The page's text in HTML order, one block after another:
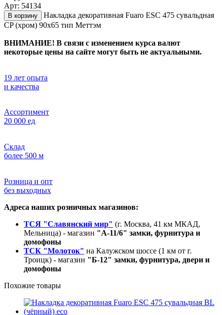
Арт: 54134
В корзину
Накладка декоративная Fuaro ESC 475 сувальдная
СP (хром) 90х65 тип Меттэм
ВНИМАНИЕ! В связи с изменением курса валют
некоторые цены на сайте могут быть не актуальными.
19 лет опыта
и качества
Ассортимент
20 000 ед
Склад
более 500 м
Розница и опт
без выходных
Адреса наших розничных магазинов:
ТСЯ "Славянский мир" (г. Москва, 41 км МКАД,
Мельница) - магазин "А-11/6" замки, фурнитура и
домофоны
ТСК "Молоток" на Калужском шоссе (1 км от г.
Троицк) - магазин "Б-12" замки, фурнитура, двери и
домофоны
Похожие товары